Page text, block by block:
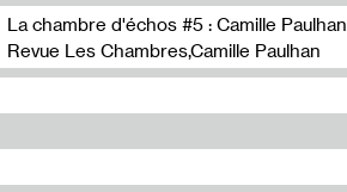
Resonance
La chambre d'échos #5 : Camille Paulhan
Revue Les Chambres,Camille Paulhan